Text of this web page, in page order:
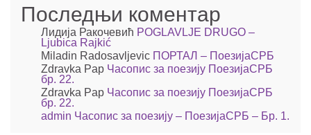
Последњи коментар
Лидија Ракочевић POGLAVLJE DRUGO –
Ljubica Rajkić
Miladin Radosavljevic ПОРТАЛ – ПоезијаСРБ
Zdravka Pap Часопис за поезију ПоезијаСРБ
бр. 22.
Zdravka Pap Часопис за поезију ПоезијаСРБ
бр. 22.
admin Часопис за поезију – ПоезијаСРБ – Бр. 1.